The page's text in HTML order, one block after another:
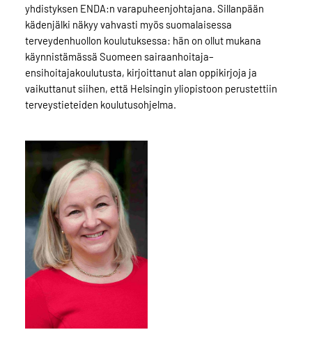
yhdistyksen ENDA:n varapuheenjohtajana. Sillanpään
kädenjälki näkyy vahvasti myös suomalaisessa
terveydenhuollon koulutuksessa: hän on ollut mukana
käynnistämässä Suomeen sairaanhoitaja–
ensihoitajakoulutusta, kirjoittanut alan oppikirjoja ja
vaikuttanut siihen, että Helsingin yliopistoon perustettiin
terveystieteiden koulutusohjelma.